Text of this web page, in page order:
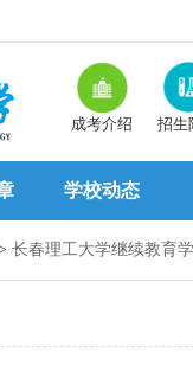
成考介绍 招生
学校动态
长春理工大学继续教育